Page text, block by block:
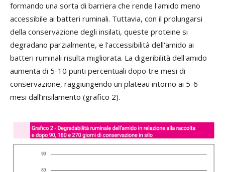
formando una sorta di barriera che rende l'amido meno
accessibile ai batteri ruminali. Tuttavia, con il prolungarsi
della conservazione degli insilati, queste proteine si
degradano parzialmente, e l'accessibilità dell'amido ai
batteri ruminali risulta migliorata. La digeribilità dell'amido
aumenta di 5-10 punti percentuali dopo tre mesi di
conservazione, raggiungendo un plateau intorno ai 5-6
mesi dall’insilamento (grafico 2).